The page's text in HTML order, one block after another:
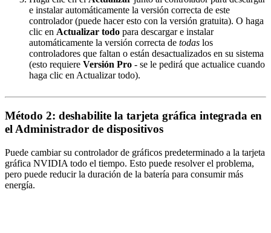
e instalar automáticamente la versión correcta de este
controlador (puede hacer esto con la versión gratuita). O haga
clic en Actualizar todo para descargar e instalar
automáticamente la versión correcta de todas los
controladores que faltan o están desactualizados en su sistema
(esto requiere Versión Pro - se le pedirá que actualice cuando
haga clic en Actualizar todo).
Método 2: deshabilite la tarjeta gráfica integrada en
el Administrador de dispositivos
Puede cambiar su controlador de gráficos predeterminado a la tarjeta
gráfica NVIDIA todo el tiempo. Esto puede resolver el problema,
pero puede reducir la duración de la batería para consumir más
energía.